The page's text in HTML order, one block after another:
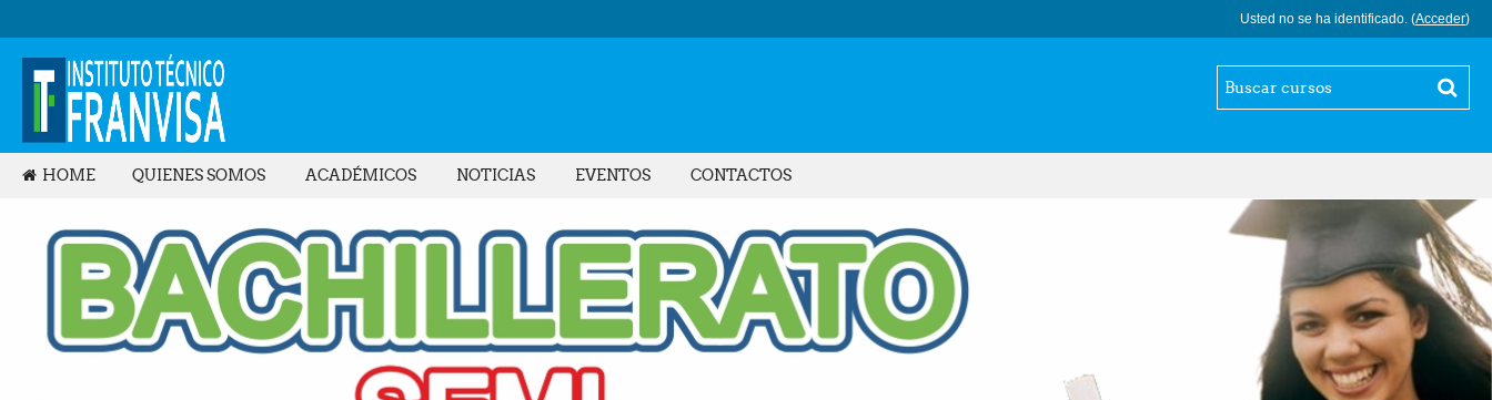
Usted no se ha identificado. (Acceder)
HOME QUIENES SOMOS ACADÉMICOS NOTICIAS EVENTOS CONTACTOS